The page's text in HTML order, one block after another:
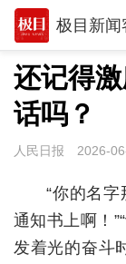
极目新闻
推荐
观点
时政
武汉
世相
还记得
话吗？
人民日报 2026-
“你的名
通知书上啊！
发着光的奋斗